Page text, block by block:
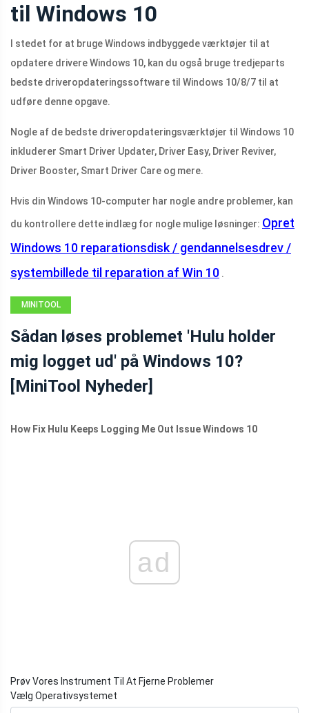
til Windows 10
I stedet for at bruge Windows indbyggede værktøjer til at
opdatere drivere Windows 10, kan du også bruge tredjeparts
bedste driveropdateringssoftware til Windows 10/8/7 til at
udføre denne opgave.
Nogle af de bedste driveropdateringsværktøjer til Windows 10
inkluderer Smart Driver Updater, Driver Easy, Driver Reviver,
Driver Booster, Smart Driver Care og mere.
Hvis din Windows 10-computer har nogle andre problemer, kan
du kontrollere dette indlæg for nogle mulige løsninger: Opret
Windows 10 reparationsdisk / gendannelsesdrev /
systembillede til reparation af Win 10 .
MINITOOL
Sådan løses problemet 'Hulu holder
mig logget ud' på Windows 10?
[MiniTool Nyheder]
How Fix Hulu Keeps Logging Me Out Issue Windows 10
ad
Prøv Vores Instrument Til At Fjerne Problemer
Vælg Operativsystemet